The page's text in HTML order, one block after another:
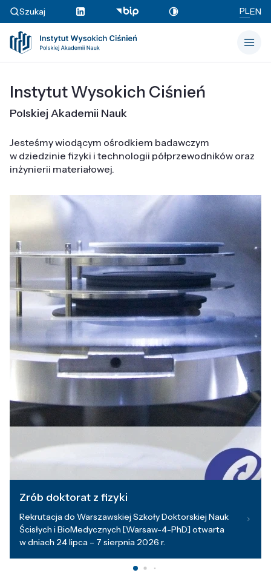
Szukaj PLEN
Instytut Wysokich Ciśnień
Polskiej Akademii Nauk
Jesteśmy wiodącym ośrodkiem badawczym
w dziedzinie fizyki i technologii półprzewodników oraz
inżynierii materiałowej.
Zrób doktorat z fizyki
Rekrutacja do Warszawskiej Szkoły Doktorskiej Nauk
Ścisłych i BioMedycznych [Warsaw-4-PhD] otwarta
w dniach 24 lipca – 7 sierpnia 2026 r.